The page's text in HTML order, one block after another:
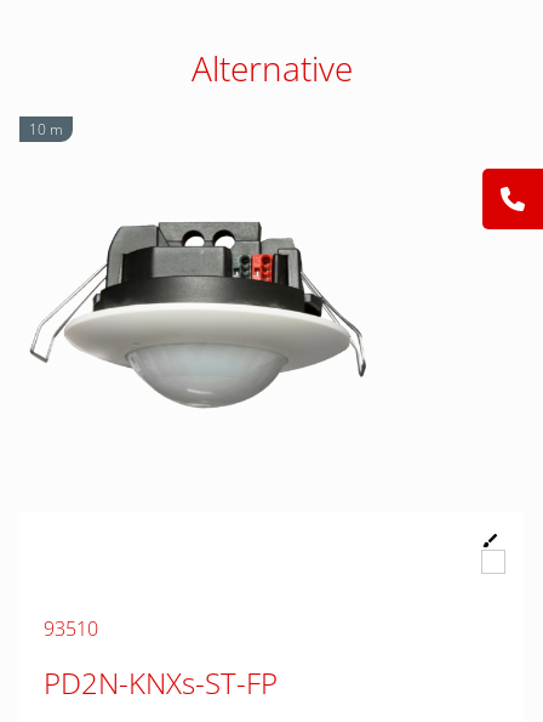
Alternative
10 m
93510
PD2N-KNXs-ST-FP